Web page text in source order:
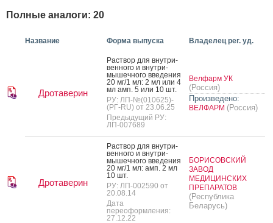
Полные аналоги: 20
Название Форма выпуска Владелец рег. уд.
Дротаверин
Рас­твор для внут­ри­
вен­но­го и внут­ри­
мышеч­но­го вве­дения
20 мг/1 мл: 2 мл или 4
мл амп. 5 или 10 шт.
РУ: ЛП-№(010625)-
(РГ-RU) от 23.06.25
Предыдущий РУ:
ЛП-007689
Велфарм УК
(Россия)
Произведено:
ВЕЛФАРМ (Россия)
Дротаверин
Рас­твор для внут­ри­
вен­но­го и внут­ри­
мышеч­но­го вве­дения
20 мг/1 мл: амп. 2 мл
10 шт.
РУ: ЛП-002590 от
20.08.14
Дата
переоформления:
27.12.22
БОРИСОВСКИЙ
ЗАВОД
МЕДИЦИНСКИХ
ПРЕПАРАТОВ
(Республика
Беларусь)